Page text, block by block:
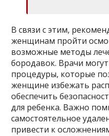
В связи с этим,
женщинам пройти
возможные методы
бородавок. Врачи
процедуры, которые
женщине избежать
обеспечить
для ребенка. Важно
самостоятельное
привести к